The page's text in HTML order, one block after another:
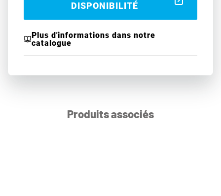
DISPONIBILITÉ
Plus d'informations dans notre
catalogue
Produits associés